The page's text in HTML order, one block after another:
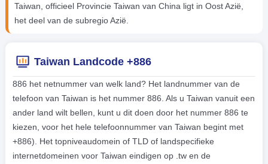
Taiwan, officieel Provincie Taiwan van China ligt in Oost Azië,
het deel van de subregio Azië.
Taiwan Landcode +886
886 het netnummer van welk land? Het landnummer van de
telefoon van Taiwan is het nummer 886. Als u Taiwan vanuit een
ander land wilt bellen, kunt u dit doen door het nummer 886 te
kiezen, voor het hele telefoonnummer van Taiwan begint met
+886). Het topniveaudomein of TLD of landspecifieke
internetdomeinen voor Taiwan eindigen op .tw en de